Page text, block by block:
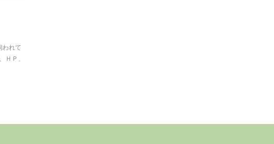
われて
ＨＰ、